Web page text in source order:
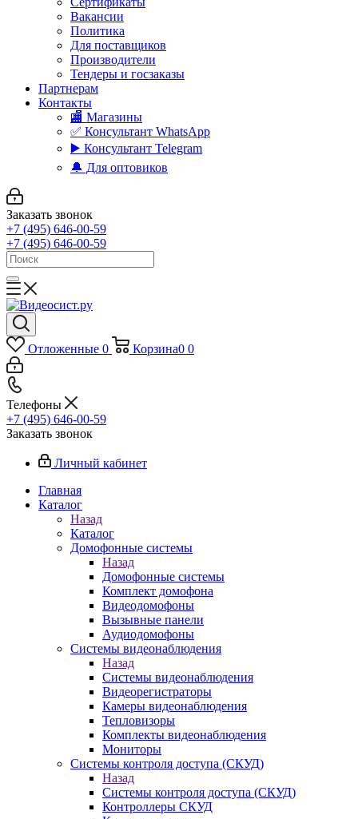
Вакансии
Политика
Для поставщиков
Производители
Тендеры и госзаказы
Партнерам
Контакты
🏬 Магазины
✅️ Консультант WhatsApp
▶️ Консультант Telegram
🔔 Для оптовиков
Заказать звонок
+7 (495) 646-00-59
+7 (495) 646-00-59
Отложенные 0 Корзина0 0
Телефоны
+7 (495) 646-00-59
Заказать звонок
Личный кабинет
Главная
Каталог
Назад
Каталог
Домофонные системы
Назад
Домофонные системы
Комплект домофона
Видеодомофоны
Вызывные панели
Аудиодомофоны
Системы видеонаблюдения
Назад
Системы видеонаблюдения
Видеорегистраторы
Камеры видеонаблюдения
Тепловизоры
Комплекты видеонаблюдения
Мониторы
Системы контроля доступа (СКУД)
Назад
Системы контроля доступа (СКУД)
Контроллеры СКУД